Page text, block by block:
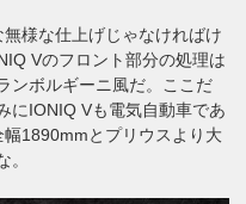
様な仕上げじゃなければけ
Vのフロント部分の処理は
ンボルギーニ風だ。ここだ
にIONIQ Vも電気自動車であ
1890mmとプリウスより大
。